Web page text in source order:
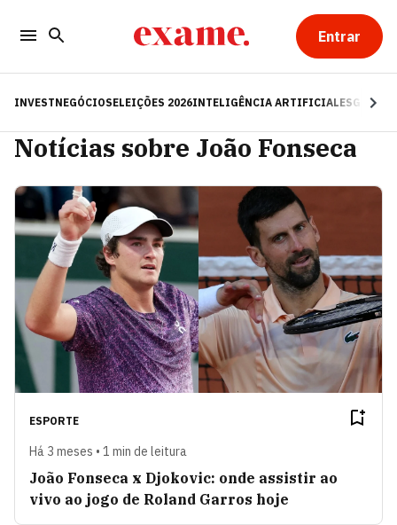
Entrar
INVESTNEGÓCIOSELEIÇÕES 2026INTELIGÊNCIA ARTIFICIALESG
Notícias sobre João Fonseca
ESPORTE
Há 3 meses • 1 min de leitura
João Fonseca x Djokovic: onde assistir ao
vivo ao jogo de Roland Garros hoje